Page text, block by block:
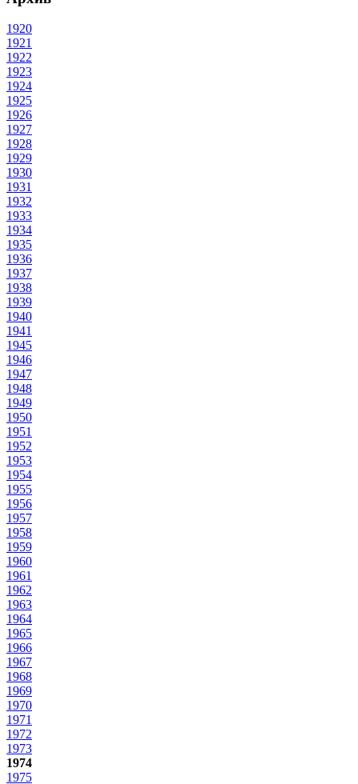
1920
1921
1922
1923
1924
1925
1926
1927
1928
1929
1930
1931
1932
1933
1934
1935
1936
1937
1938
1939
1940
1941
1945
1946
1947
1948
1949
1950
1951
1952
1953
1954
1955
1956
1957
1958
1959
1960
1961
1962
1963
1964
1965
1966
1967
1968
1969
1970
1971
1972
1973
1974
1975